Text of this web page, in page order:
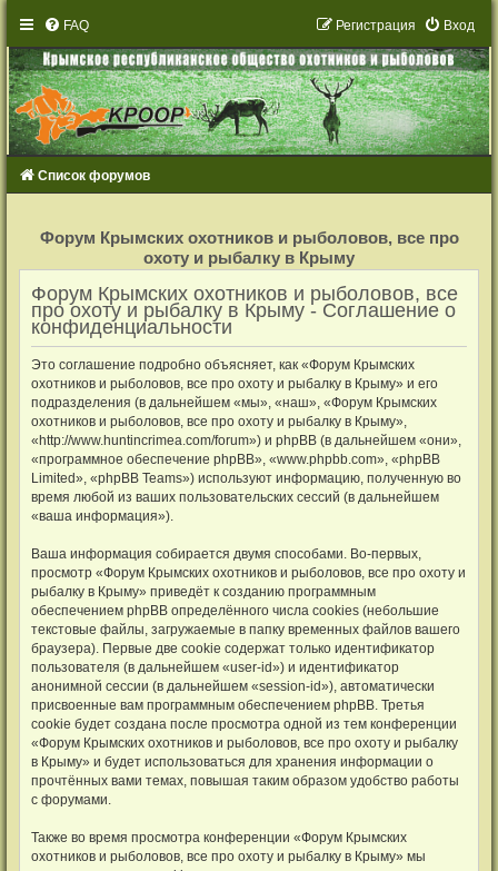
FAQ Вход
Регистрация
Список форумов
с
т
р
а
ц
Форум Крымских охотников и рыболовов, все про
охоту и рыбалку в Крыму
Форум Крымских охотников и рыболовов, все
про охоту и рыбалку в Крыму - Соглашение о
конфиденциальности
Это соглашение подробно объясняет, как «Форум Крымских
охотников и рыболовов, все про охоту и рыбалку в Крыму» и его
подразделения (в дальнейшем «мы», «наш», «Форум Крымских
охотников и рыболовов, все про охоту и рыбалку в Крыму»,
«http://www.huntincrimea.com/forum») и phpBB (в дальнейшем «они»,
«программное обеспечение phpBB», «www.phpbb.com», «phpBB
Limited», «phpBB Teams») используют информацию, полученную во
время любой из ваших пользовательских сессий (в дальнейшем
«ваша информация»).
Ваша информация собирается двумя способами. Во-первых,
просмотр «Форум Крымских охотников и рыболовов, все про охоту и
рыбалку в Крыму» приведёт к созданию программным
обеспечением phpBB определённого числа cookies (небольшие
текстовые файлы, загружаемые в папку временных файлов вашего
браузера). Первые две cookie содержат только идентификатор
пользователя (в дальнейшем «user-id») и идентификатор
анонимной сессии (в дальнейшем «session-id»), автоматически
присвоенные вам программным обеспечением phpBB. Третья
cookie будет создана после просмотра одной из тем конференции
«Форум Крымских охотников и рыболовов, все про охоту и рыбалку
в Крыму» и будет использоваться для хранения информации о
прочтённых вами темах, повышая таким образом удобство работы
с форумами.
Также во время просмотра конференции «Форум Крымских
охотников и рыболовов, все про охоту и рыбалку в Крыму» мы